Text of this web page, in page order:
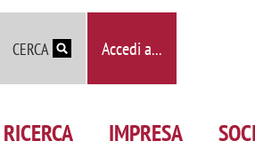
CERCA Accedi a...
RICERCA IMPRESA